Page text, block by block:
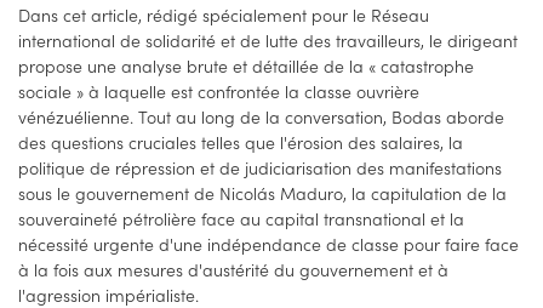
Dans cet article, rédigé spécialement pour le Réseau
international de solidarité et de lutte des travailleurs, le dirigeant
propose une analyse brute et détaillée de la « catastrophe
sociale » à laquelle est confrontée la classe ouvrière
vénézuélienne. Tout au long de la conversation, Bodas aborde
des questions cruciales telles que l'érosion des salaires, la
politique de répression et de judiciarisation des manifestations
sous le gouvernement de Nicolás Maduro, la capitulation de la
souveraineté pétrolière face au capital transnational et la
nécessité urgente d'une indépendance de classe pour faire face
à la fois aux mesures d'austérité du gouvernement et à
l'agression impérialiste.